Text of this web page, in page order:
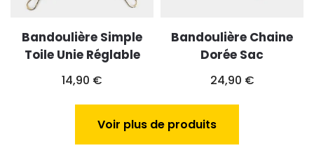
Bandoulière Simple
Toile Unie Réglable
14,90 €
Bandoulière Chaine
Dorée Sac
24,90 €
Voir plus de produits